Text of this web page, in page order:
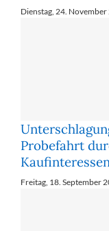
Dienstag, 24.
Probefahrt
Freitag, 18. September